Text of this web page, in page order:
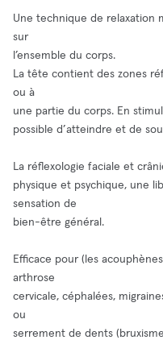
Une technique de relaxation
sur
l’ensemble du corps.
La tête contient des zones
ou à
une partie du corps. En
possible d’atteindre et de
La réflexologie faciale et
physique et psychique, une
sensation de
bien-être général.
Efficace pour (les
arthrose
cervicale, céphalées,
ou
serrement de dents